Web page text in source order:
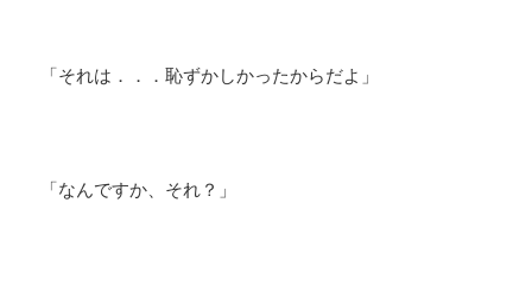
「それは．．．恥ずかしかったからだよ」
「なんですか、それ？」